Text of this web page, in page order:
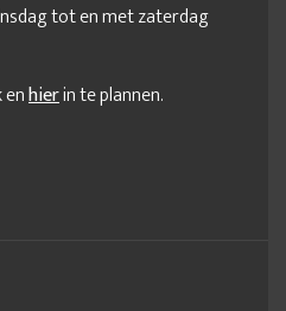
tot en met zaterdag
hierin te plannen.